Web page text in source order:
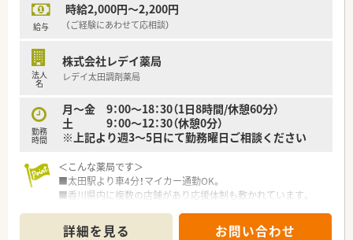
給与
時給2,000円～2,200円
（ご経験にあわせて応相談）
法人
名
株式会社レデイ薬局
レデイ太田調剤薬局
勤務
時間
月～金 9：00～18：30（1日8時間/休憩60分）
土 9：00～12：30（休憩0分）
※上記より週3～5日にて勤務曜日ご相談ください
＜こんな薬局です＞
■太田駅より車4分！マイカー通勤OK。
■香川県内に複数の店舗があり応援体制も敷かれています。
方箋応需しています。
詳細を見る お問い合わせ